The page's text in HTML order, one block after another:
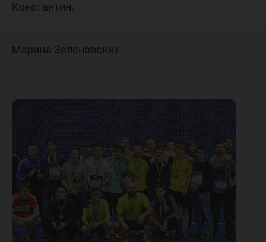
Константин.
Марина Зеленовских